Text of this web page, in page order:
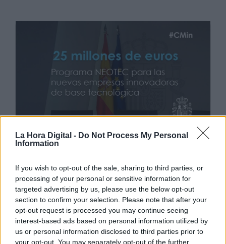
La Hora Digital - Do Not Process My Personal
Information
If you wish to opt-out of the sale, sharing to third parties, or
processing of your personal or sensitive information for
targeted advertising by us, please use the below opt-out
section to confirm your selection. Please note that after your
opt-out request is processed you may continue seeing
interest-based ads based on personal information utilized by
us or personal information disclosed to third parties prior to
your opt-out. You may separately opt-out of the further
class="img_ampliable" style="margin: 10px;
04_1_.jpg" alt="" width="301" height="157"
/>Por otra parte, se han aprobado ayudas por
una cuantía deveinte millones de euros para
afrontar la restauración ambiental de minas
clausuradas,de forma que se fomente la
creación de empleo en las zonas que están
sufriendo más esta transformación.